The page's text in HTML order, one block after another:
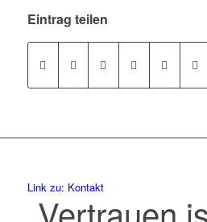
Eintrag teilen
Link zu: Kontakt